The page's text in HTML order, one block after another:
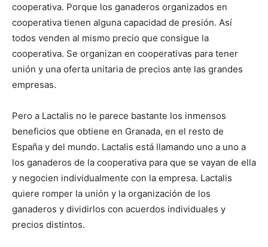
cooperativa. Porque los ganaderos organizados en
cooperativa tienen alguna capacidad de presión. Así
todos venden al mismo precio que consigue la
cooperativa. Se organizan en cooperativas para tener
unión y una oferta unitaria de precios ante las grandes
empresas.
Pero a Lactalis no le parece bastante los inmensos
beneficios que obtiene en Granada, en el resto de
España y del mundo. Lactalis está llamando uno a uno a
los ganaderos de la cooperativa para que se vayan de ella
y negocien individualmente con la empresa. Lactalis
quiere romper la unión y la organización de los
ganaderos y dividirlos con acuerdos individuales y
precios distintos.